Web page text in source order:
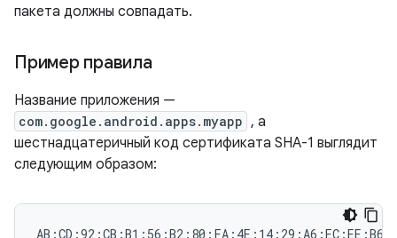
пакета должны совпадать.
Пример правила
Название приложения —
com.google.android.apps.myapp , а
шестнадцатеричный код сертификата SHA-1 выглядит
следующим образом: